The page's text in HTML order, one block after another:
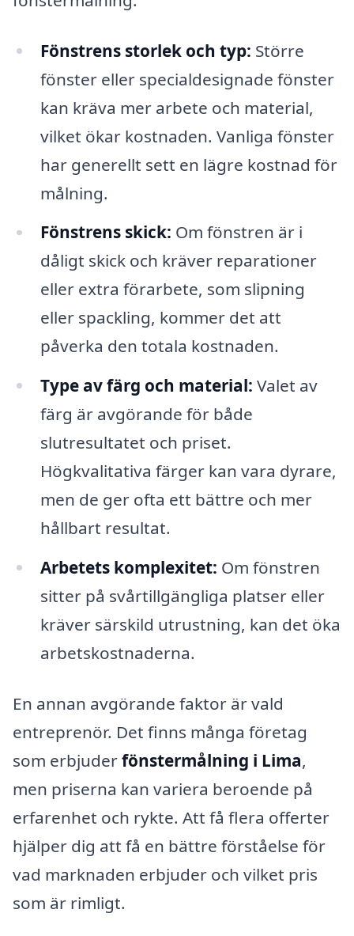
Fönstrens storlek och typ: Större
fönster eller specialdesignade fönster
kan kräva mer arbete och material,
vilket ökar kostnaden. Vanliga fönster
har generellt sett en lägre kostnad för
målning.
Fönstrens skick: Om fönstren är i
dåligt skick och kräver reparationer
eller extra förarbete, som slipning
eller spackling, kommer det att
påverka den totala kostnaden.
Type av färg och material: Valet av
färg är avgörande för både
slutresultatet och priset.
Högkvalitativa färger kan vara dyrare,
men de ger ofta ett bättre och mer
hållbart resultat.
Arbetets komplexitet: Om fönstren
sitter på svårtillgängliga platser eller
kräver särskild utrustning, kan det öka
arbetskostnaderna.
En annan avgörande faktor är vald
entreprenör. Det finns många företag
som erbjuderfönstermålning i Lima,
men priserna kan variera beroende på
erfarenhet och rykte. Att få flera offerter
hjälper dig att få en bättre förståelse för
vad marknaden erbjuder och vilket pris
som är rimligt.